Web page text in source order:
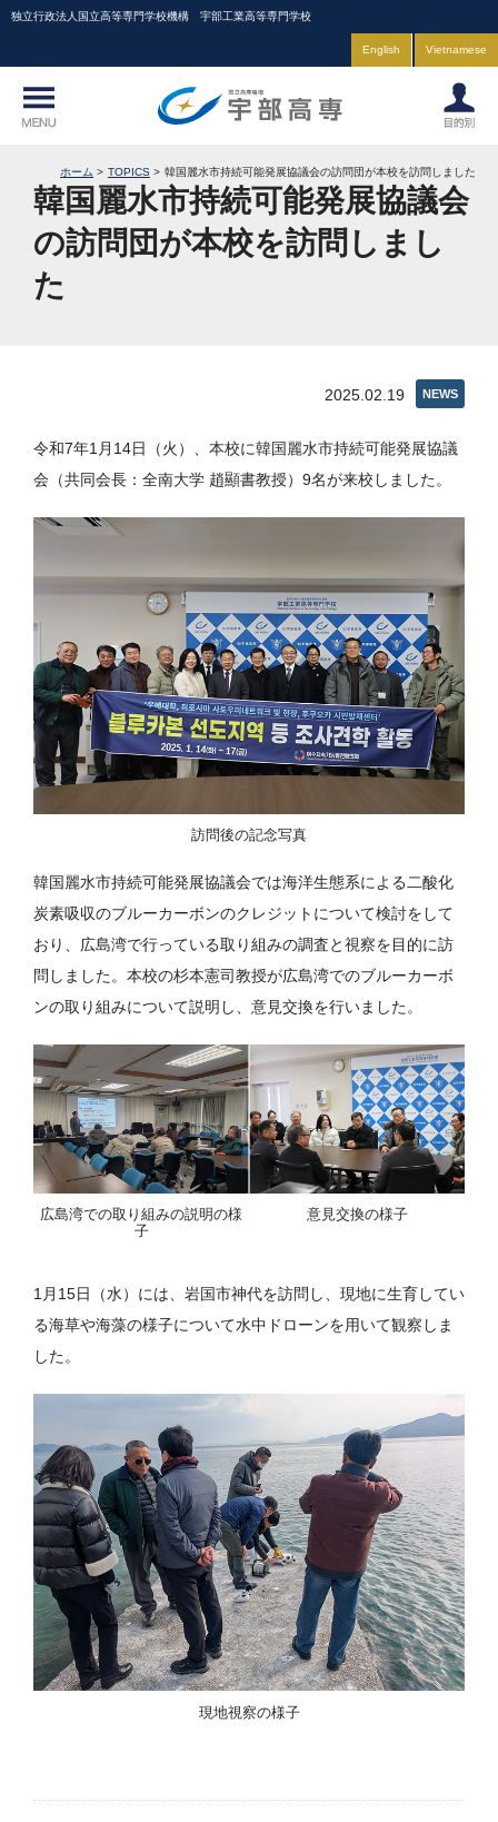
独立行政法人国立高等専門学校機構 宇部工業高等専門学校
English Vietnamese
ホーム TOPICS 韓国麗水市持続可能発展協議会の訪問団が本校を訪問しました
韓国麗水市持続可能発展協議会
の訪問団が本校を訪問しまし
た
NEWS
2025.02.19
令和7年1月14日（火）、本校に韓国麗水市持続可能発展協議
会（共同会長：全南大学 趙顯書教授）9名が来校しました。
訪問後の記念写真
韓国麗水市持続可能発展協議会では海洋生態系による二酸化
炭素吸収のブルーカーボンのクレジットについて検討をして
おり、広島湾で行っている取り組みの調査と視察を目的に訪
問しました。本校の杉本憲司教授が広島湾でのブルーカーボ
ンの取り組みについて説明し、意見交換を行いました。
広島湾での取り組みの説明の様
子
意見交換の様子
1月15日（水）には、岩国市神代を訪問し、現地に生育してい
る海草や海藻の様子について水中ドローンを用いて観察しま
した。
現地視察の様子